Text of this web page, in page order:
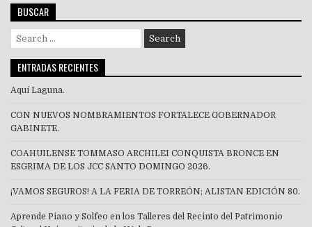
BUSCAR
Search
for:
ENTRADAS RECIENTES
Aquí Laguna.
CON NUEVOS NOMBRAMIENTOS FORTALECE GOBERNADOR
GABINETE.
COAHUILENSE TOMMASO ARCHILEI CONQUISTA BRONCE EN
ESGRIMA DE LOS JCC SANTO DOMINGO 2026.
¡VAMOS SEGUROS! A LA FERIA DE TORREÓN; ALISTAN EDICIÓN 80.
Aprende Piano y Solfeo en los Talleres del Recinto del Patrimonio